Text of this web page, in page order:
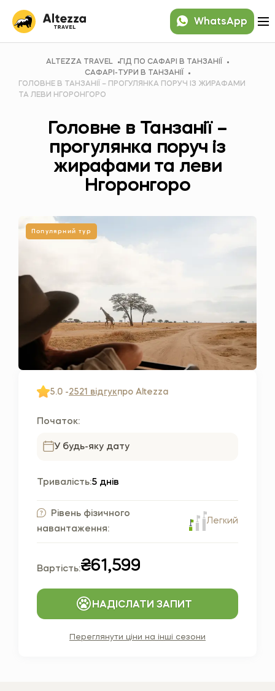
WhatsApp
ALTEZZA TRAVEL
ГІД ПО САФАРІ В ТАНЗАНІЇ
САФАРІ-ТУРИ В ТАНЗАНІЇ
ГОЛОВНЕ В ТАНЗАНІЇ – ПРОГУЛЯНКА ПОРУЧ ІЗ ЖИРАФАМИ
ТА ЛЕВИ НГОРОНГОРО
Головне в Танзанії –
прогулянка поруч із
жирафами та леви
Нгоронгоро
Популярний тур
5.0 -2521 відгукпро Altezza
Початок:
У будь-яку дату
Тривалість:5 днів
Рівень фізичного
навантаження:
Легкий
Вартість:₴61,599
НАДІСЛАТИ ЗАПИТ
Переглянути ціни на інші сезони